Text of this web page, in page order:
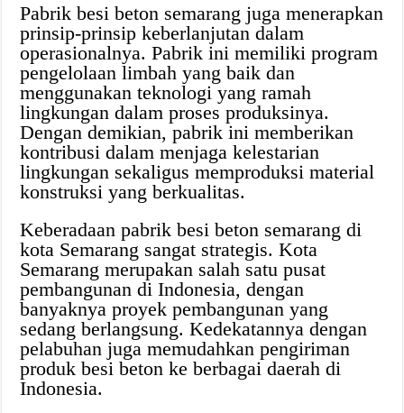
Pabrik besi beton semarang juga menerapkan
prinsip-prinsip keberlanjutan dalam
operasionalnya. Pabrik ini memiliki program
pengelolaan limbah yang baik dan
menggunakan teknologi yang ramah
lingkungan dalam proses produksinya.
Dengan demikian, pabrik ini memberikan
kontribusi dalam menjaga kelestarian
lingkungan sekaligus memproduksi material
konstruksi yang berkualitas.
Keberadaan pabrik besi beton semarang di
kota Semarang sangat strategis. Kota
Semarang merupakan salah satu pusat
pembangunan di Indonesia, dengan
banyaknya proyek pembangunan yang
sedang berlangsung. Kedekatannya dengan
pelabuhan juga memudahkan pengiriman
produk besi beton ke berbagai daerah di
Indonesia.